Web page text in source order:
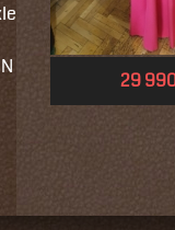
29